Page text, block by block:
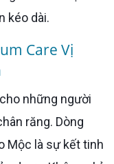
kéo dài.
Care Vị
răng. Dòng
Mộc là sự kết tinh